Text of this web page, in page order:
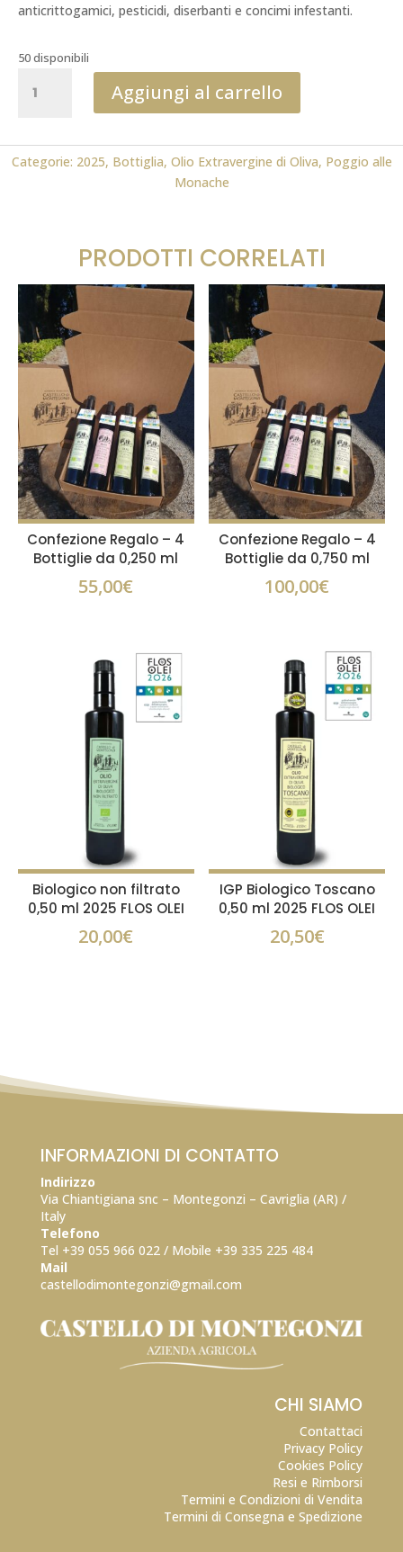
anticrittogamici, pesticidi, diserbanti e concimi infestanti.
50 disponibili
Poggio
0,25
Aggiungi al carrello
Categorie: 2025, Bottiglia, Olio Extravergine di Oliva, Poggio alle
Monache
PRODOTTI CORRELATI
Confezione Regalo – 4
Bottiglie da 0,250 ml
55,00€
Confezione Regalo – 4
Bottiglie da 0,750 ml
100,00€
Biologico non filtrato
0,50 ml 2025 FLOS OLEI
20,00€
IGP Biologico Toscano
0,50 ml 2025 FLOS OLEI
20,50€
INFORMAZIONI DI CONTATTO
Indirizzo
Via Chiantigiana snc – Montegonzi – Cavriglia (AR) /
Italy
Telefono
Tel +39 055 966 022 / Mobile +39 335 225 484
Mail
castellodimontegonzi@gmail.com
CHI SIAMO
Contattaci
Privacy Policy
Cookies Policy
Resi e Rimborsi
Termini e Condizioni di Vendita
Termini di Consegna e Spedizione